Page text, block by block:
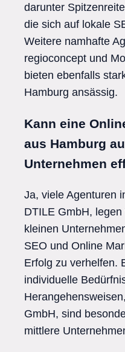
darunter
die sich auf lokale
Weitere namhafte
regioconcept und
bieten ebenfalls
Hamburg ansässig.
Kann eine
aus Hamburg
Unternehmen
Ja, viele Agenturen
DTILE GmbH,
kleinen
SEO und Online
Erfolg zu verhelfen.
individuelle
GmbH, sind
mittlere